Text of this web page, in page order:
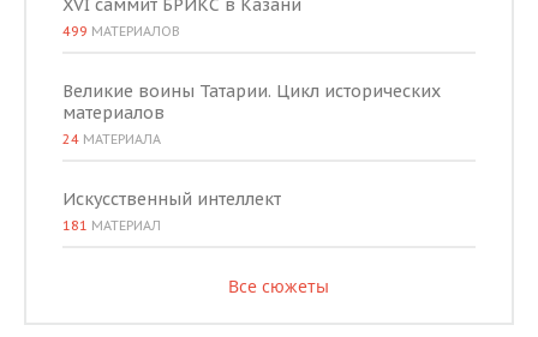
XVI саммит БРИКС в Казани
499 МАТЕРИАЛОВ
Великие воины Татарии. Цикл исторических
материалов
24 МАТЕРИАЛА
Искусственный интеллект
181 МАТЕРИАЛ
Все сюжеты